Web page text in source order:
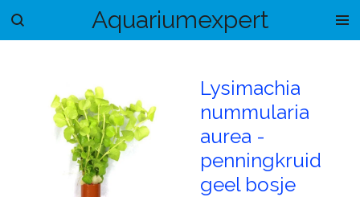
Ga
Aquariumexpert
Lysimachia
nummularia
aurea -
penningkruid
geel bosje